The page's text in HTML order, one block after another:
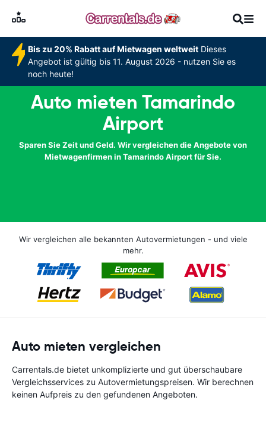
Bis zu 20% Rabatt auf Mietwagen weltweitDieses
Angebot ist gültig bis 11. August 2026 - nutzen Sie es
noch heute!
Auto mieten Tamarindo
Airport
Sparen Sie Zeit und Geld. Wir vergleichen die Angebote von
Mietwagenfirmen in Tamarindo Airport für Sie.
Wir vergleichen alle bekannten Autovermietungen - und viele
mehr.
Auto mieten vergleichen
Carrentals.de bietet unkomplizierte und gut überschaubare
Vergleichsservices zu Autovermietungspreisen. Wir berechnen
keinen Aufpreis zu den gefundenen Angeboten.